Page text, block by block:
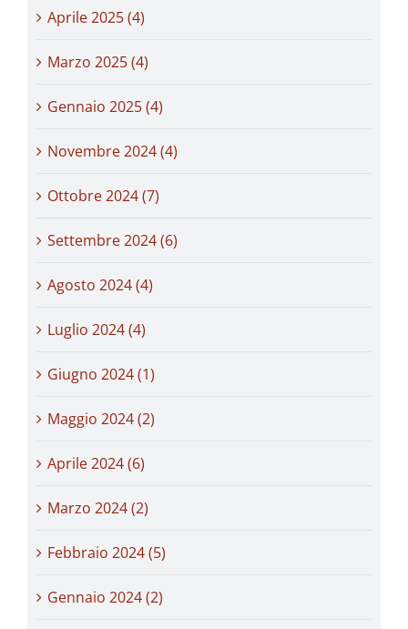
Aprile 2025 (4)
Marzo 2025 (4)
Gennaio 2025 (4)
Novembre 2024 (4)
Ottobre 2024 (7)
Settembre 2024 (6)
Agosto 2024 (4)
Luglio 2024 (4)
Giugno 2024 (1)
Maggio 2024 (2)
Aprile 2024 (6)
Marzo 2024 (2)
Febbraio 2024 (5)
Gennaio 2024 (2)